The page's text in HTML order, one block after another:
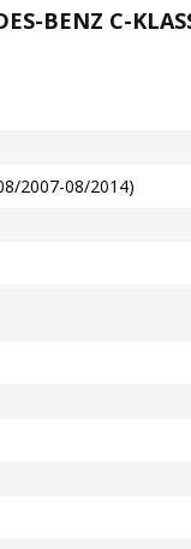
C-
2007-08/2014)